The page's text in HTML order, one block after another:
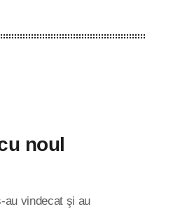
noul
au vindecat şi au